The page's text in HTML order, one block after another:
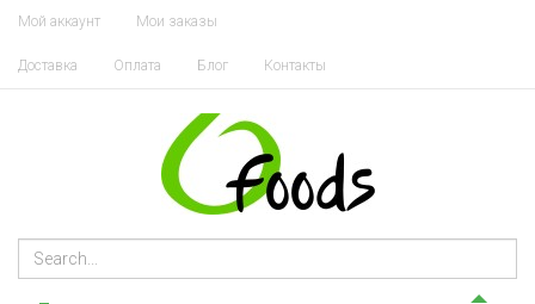
Мой аккаунт Мои заказы
Доставка Оплата Блог Контакты